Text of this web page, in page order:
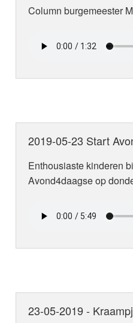
Column burgemeester
2019-05-23 Start
Enthousiaste kinderen
Avond4daagse op
23-05-2019 -